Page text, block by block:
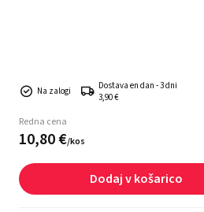
Na zalogi
Dostava en dan - 3 dni
3,90 €
Redna cena
10,80€/kos
Dodaj v košarico